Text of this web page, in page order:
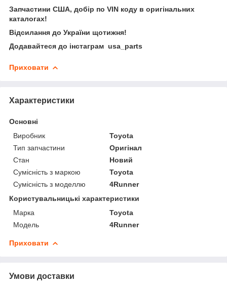
Запчастини США, добір по VIN коду в оригінальних
каталогах!
Відсилання до України щотижня!
Додавайтеся до інстаграм usa_parts
Приховати
Характеристики
Основні
Виробник
Toyota
Тип запчастини
Оригінал
Стан
Новий
Сумісність з маркою
Toyota
Сумісність з моделлю
4Runner
Користувальницькі характеристики
Марка
Toyota
Модель
4Runner
Приховати
Умови доставки